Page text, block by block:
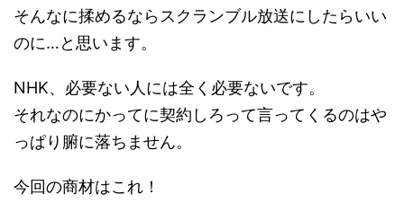
そんなに揉めるならスクランブル放送にしたらいい
のに…と思います。
NHK、必要ない人には全く必要ないです。
それなのにかってに契約しろって言ってくるのはや
っぱり腑に落ちません。
今回の商材はこれ！